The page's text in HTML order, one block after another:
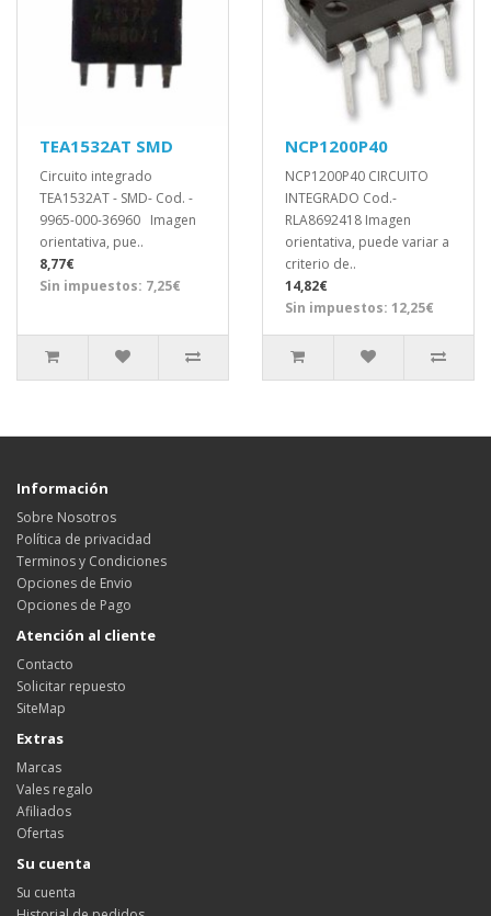
TEA1532AT SMD
Circuito integrado
TEA1532AT - SMD- Cod. -
9965-000-36960 Imagen
orientativa, pue..
8,77€
Sin impuestos: 7,25€
NCP1200P40
NCP1200P40 CIRCUITO
INTEGRADO Cod.-
RLA8692418 Imagen
orientativa, puede variar a
criterio de..
14,82€
Sin impuestos: 12,25€
Información
Sobre Nosotros
Política de privacidad
Terminos y Condiciones
Opciones de Envio
Opciones de Pago
Atención al cliente
Contacto
Solicitar repuesto
SiteMap
Extras
Marcas
Vales regalo
Afiliados
Ofertas
Su cuenta
Su cuenta